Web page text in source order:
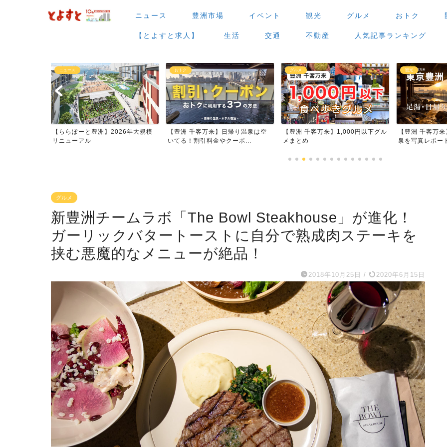
ニュース 豊洲市場 イベント 観光 グルメ おトク
【とよすと求人】 生活 交通 不動産 人気記事ランキング
おトク
【豊洲 千客万来】日帰り温泉は空
いてる！割引料金やクーポ...
グルメ
【豊洲 千客万来】1,000円以下グル
メまとめ
観光
【豊洲 千客万来】足湯・日帰り温
泉を写真レポート
グルメ
【豊洲 千客万
場」で食べ歩き
グルメ
新豊洲チームラボ「The Bowl Steakhouse」が進化！
ガーリックバタートーストに自分で熟成肉ステーキを
挟む悪魔的なメニューが絶品！
2018年10月25日 / 2020年6月15日